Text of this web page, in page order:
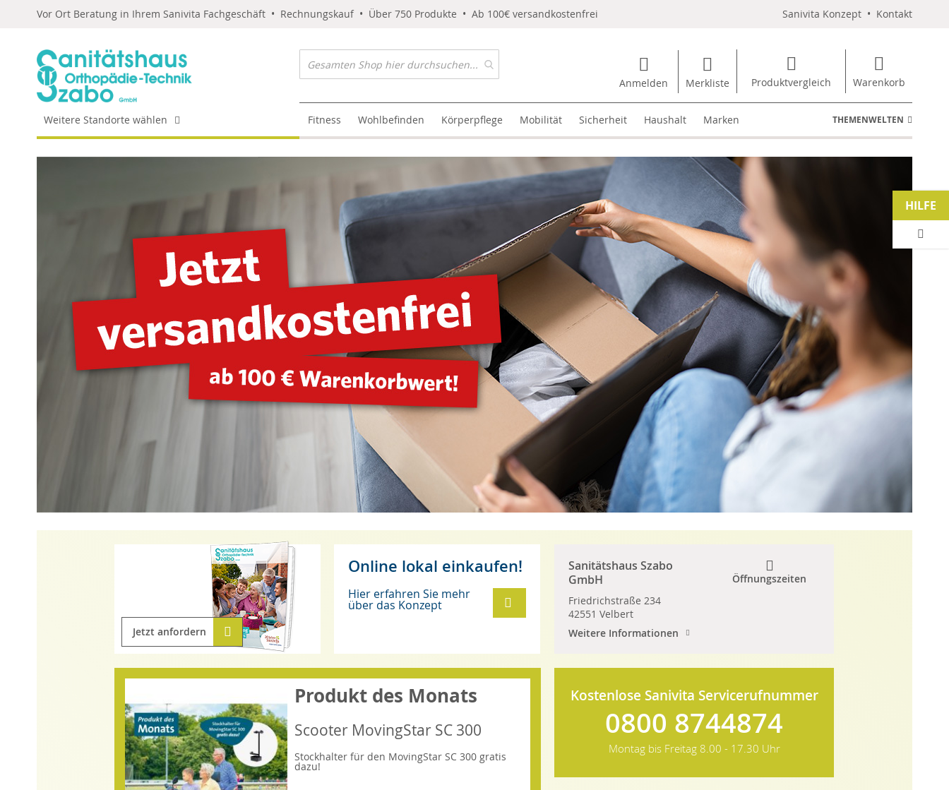
Vor Ort Beratung in Ihrem Sanivita Fachgeschäft • Rechnungskauf • Über 750 Produkte • Ab 100€ versandkostenfrei Sanivita Konzept • Kontakt
Anmelden Merkliste Produktvergleich Warenkorb
Weitere Standorte wählen Fitness Wohlbefinden Körperpflege Mobilität Sicherheit Haushalt Marken THEMENWELTEN
Jetzt anfordern
Online lokal einkaufen!
Hier erfahren Sie mehr
über das Konzept
Sanitätshaus Szabo
GmbH
Friedrichstraße 234
42551 Velbert
Öffnungszeiten
Weitere Informationen
Produkt des Monats
Scooter MovingStar SC 300
Stockhalter für den MovingStar SC 300 gratis
dazu!
Kostenlose Sanivita Servicerufnummer
0800 8744874
Montag bis Freitag 8.00 - 17.30 Uhr
HILFE